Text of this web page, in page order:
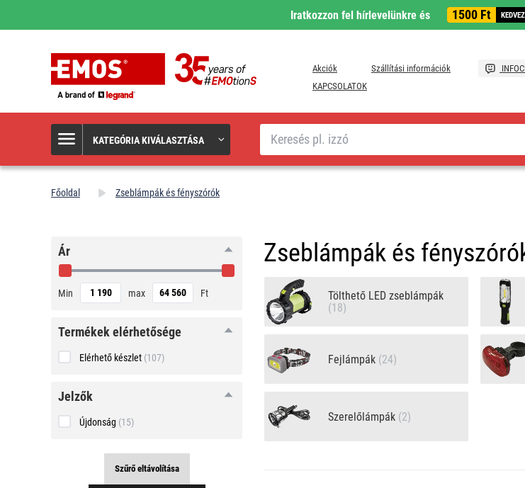
Iratkozzon fel hírlevelünkre és 1500 Ft
Akciók Szállítási információk
KAPCSOLATOK
KATEGÓRIA KIVÁLASZTÁSA
Keresés
Főoldal Zseblámpák és fényszórók
Ár
Min max Ft
Termékek elérhetősége
Elérhető készlet (107)
Jelzők
Újdonság (15)
Szűrő eltávolítása
Zseblámpák és
Tölthető LED zseblámpák
(18)
Fejlámpák (24)
Szerelőlámpák (2)